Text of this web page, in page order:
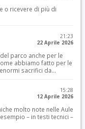
o ricevere di più di
21:23
22 Aprile 2026
parco anche per le
abbiamo fatto per le
sacrifici da...
15:28
12 Aprile 2026
molto note nelle Aule
– in testi tecnici –